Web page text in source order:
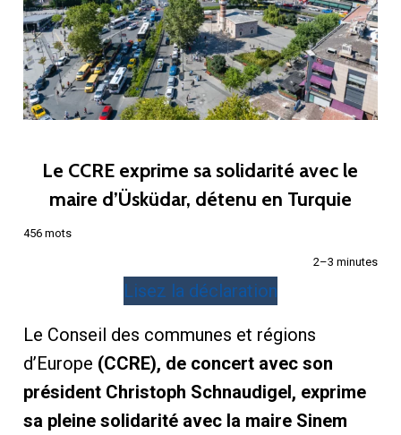
Le CCRE exprime sa solidarité avec le
maire d’Üsküdar, détenu en Turquie
456 mots
2–3 minutes
Lisez la déclaration
Le Conseil des communes et régions
d’Europe (CCRE), de concert avec son
président Christoph Schnaudigel, exprime
sa pleine solidarité avec la maire Sinem